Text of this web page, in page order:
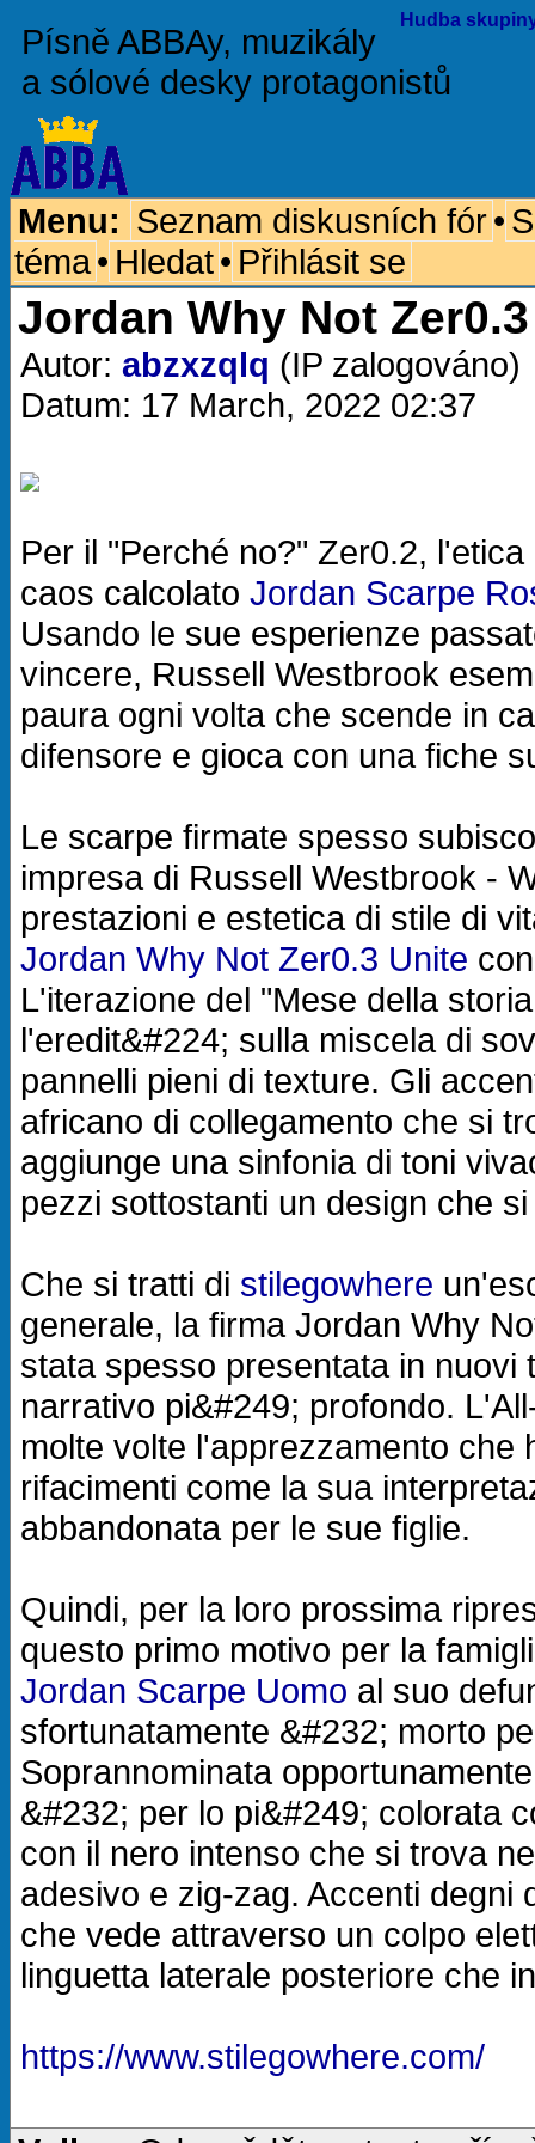
Hudba
Písně ABBAy, muzikály
a sólové desky protagonistů
Menu: Seznam diskusních fór•
téma• Hledat• Přihlásit se
Jordan Why Not
Autor: abzxzqlq (IP zalogováno)
Datum: 17 March, 2022 02:37
Per il "Perché no?" Zer0.2,
caos calcolato Jordan Scarpe
Usando le sue esperienze
vincere, Russell Westbrook
paura ogni volta che scende in
difensore e gioca con una fiche
Le scarpe firmate spesso
impresa di Russell Westbrook -
prestazioni e estetica di stile di
Jordan Why Not Zer0.3 Unite
L'iterazione del "Mese della
l'eredit&#224; sulla miscela di
pannelli pieni di texture. Gli
africano di collegamento che si
aggiunge una sinfonia di toni
pezzi sottostanti un design che
Che si tratti di stilegowhere
generale, la firma Jordan Why
stata spesso presentata in
narrativo pi&#249; profondo.
molte volte l'apprezzamento
rifacimenti come la sua
abbandonata per le sue figlie.
Quindi, per la loro prossima
questo primo motivo per la
Jordan Scarpe Uomo al suo
sfortunatamente &#232; morto
Soprannominata
&#232; per lo pi&#249; colorata
con il nero intenso che si trova
adesivo e zig-zag. Accenti degni
che vede attraverso un colpo
linguetta laterale posteriore che
https://www.stilegowhere.com/